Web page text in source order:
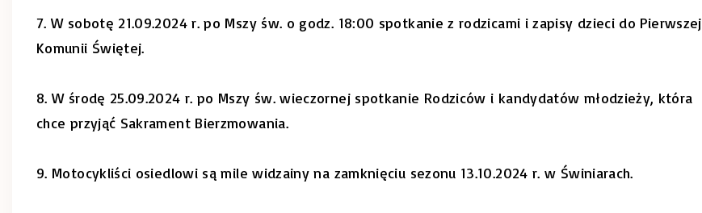
7. W sobotę 21.09.2024 r. po Mszy św. o godz. 18:00 spotkanie z rodzicami i zapisy dzieci do Pierwszej
Komunii Świętej.
8. W środę 25.09.2024 r. po Mszy św. wieczornej spotkanie Rodziców i kandydatów młodzieży, która
chce przyjąć Sakrament Bierzmowania.
9. Motocykliści osiedlowi są mile widzainy na zamknięciu sezonu 13.10.2024 r. w Świniarach.